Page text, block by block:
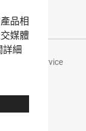
品相
媒體
詳細
Terms of Service